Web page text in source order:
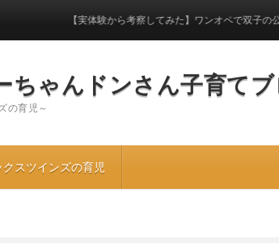
ちゃんドンさん子育て
の育児～
クスツインズの育児
【実体験から考察してみた】ワンオペで双子の公園遊びは